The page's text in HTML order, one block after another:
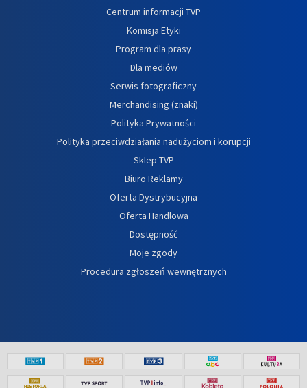
Centrum informacji TVP
Komisja Etyki
Program dla prasy
Dla mediów
Serwis fotograficzny
Merchandising (znaki)
Polityka Prywatności
Polityka przeciwdziałania nadużyciom i korupcji
Sklep TVP
Biuro Reklamy
Oferta Dystrybucyjna
Oferta Handlowa
Dostępność
Moje zgody
Procedura zgłoszeń wewnętrznych